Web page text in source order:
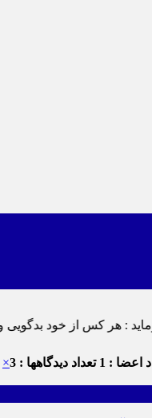
کرده و هر کس خودستایی نماید٬ پس به تحقیق خویش را تباه نموده
اعضا : 1 تعداد دیدگاهها : 3 ×